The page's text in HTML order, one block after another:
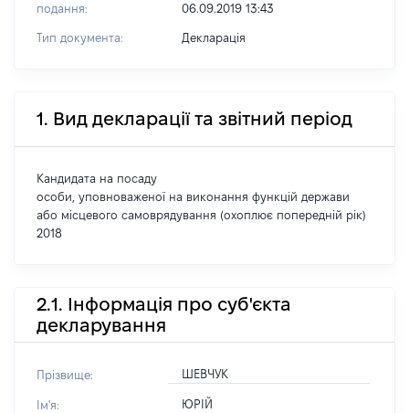
подання:
06.09.2019 13:43
Тип документа: Декларація
1. Вид декларації та звітний період
Кандидата на посаду
особи, уповноваженої на виконання функцій держави
або місцевого самоврядування (охоплює попередній рік)
2018
2.1. Інформація про суб'єкта
декларування
Прізвище: ШЕВЧУК
Ім'я: ЮРІЙ